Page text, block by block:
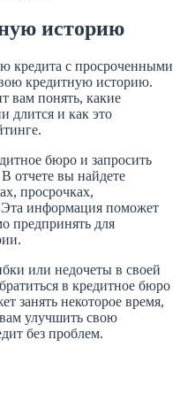
историю
кредита с просроченными
кредитную историю.
вам понять, какие
длится и как это
бюро и запросить
отчете вы найдете
просрочках,
информация поможет
предпринять для
или недочеты в своей
в кредитное бюро
занять некоторое время,
улучшить свою
без проблем.